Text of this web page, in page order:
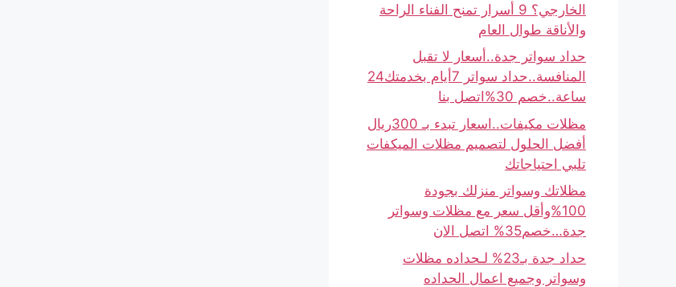
الخارجي؟ 9 أسرار تمنح الفناء الراحة
والأناقة طوال العام
حداد سواتر جدة..أسعار لا تقبل
المنافسة..حداد سواتر 7أيام بخدمتك24
ساعة..خصم 30%اتصل بنا
مظلات مكيفات..اسعار تبدء بـ 300ريال
أفضل الحلول لتصميم مظلات الميكفات
تلبي احتياجاتك
مظلاتك وسواتر منزلك بجودة
100%وأقل سعر مع مظلات وسواتر
جدة…خصم35% اتصل الان
حداد جدة بـ23% لـحداده مظلات
وسواتر وجميع اعمال الحداده